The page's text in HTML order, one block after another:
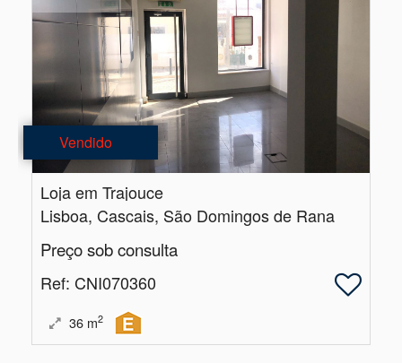
Vendido
Loja em Trajouce
Lisboa, Cascais, São Domingos de Rana
Preço sob consulta
Ref: CNI070360
36 m2